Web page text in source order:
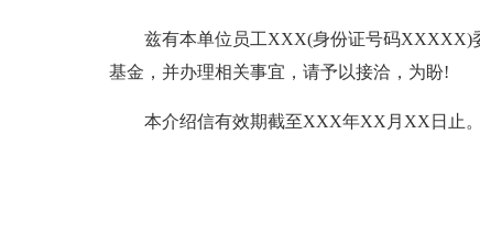
兹有本单位员工XXX(身份证号码
基金，并办理相关事宜，请予以接洽，为盼!
本介绍信有效期截至XXX年XX月XX日止。